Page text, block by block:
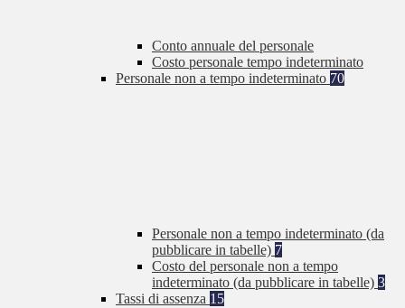
Conto annuale del personale
Costo personale tempo indeterminato
Personale non a tempo indeterminato 70
Personale non a tempo indeterminato (da
pubblicare in tabelle) 7
Costo del personale non a tempo
indeterminato (da pubblicare in tabelle) 3
Tassi di assenza 15